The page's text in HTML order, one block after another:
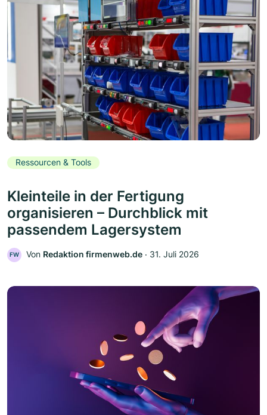
Ressourcen & Tools
Kleinteile in der Fertigung
organisieren – Durchblick mit
passendem Lagersystem
FW Von Redaktion firmenweb.de ‧ 31. Juli 2026